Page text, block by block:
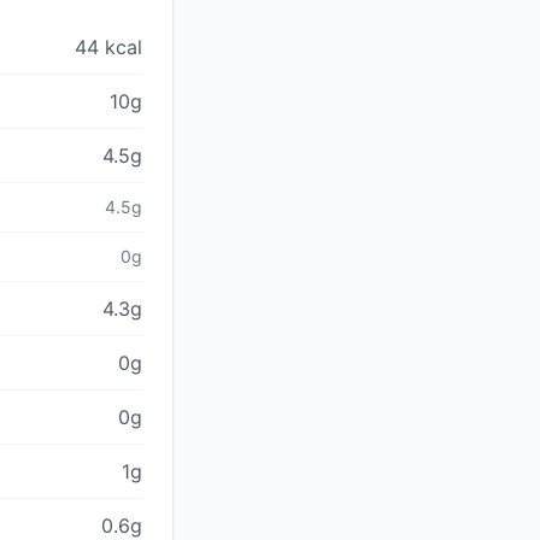
44 kcal
10g
4.5g
4.5g
0g
4.3g
0g
0g
1g
0.6g